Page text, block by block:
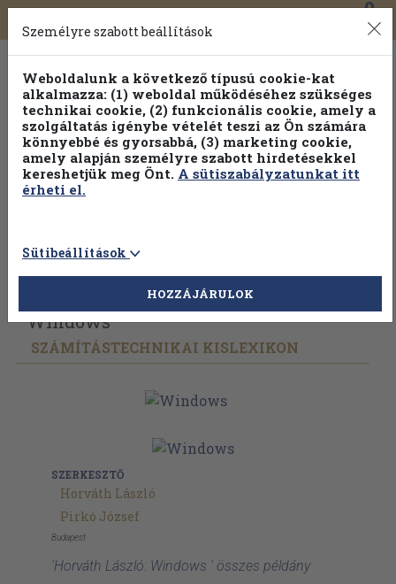
Toggle
navigation
0
Vissza az előző oldalra Válasszon példányt
Windows
SZÁMÍTÁSTECHNIKAI KISLEXIKON
SZERKESZTŐ
Horváth László
Pirkó József
Budapest
'Horváth László: Windows ' összes példány
Személyre szabott beállítások
Weboldalunk a következő típusú cookie-kat
alkalmazza: (1) weboldal működéséhez szükséges
technikai cookie, (2) funkcionális cookie, amely a
szolgáltatás igénybe vételét teszi az Ön számára
könnyebbé és gyorsabbá, (3) marketing cookie,
amely alapján személyre szabott hirdetésekkel
kereshetjük meg Önt. A sütiszabályzatunkat itt
érheti el.
Sütibeállítások
HOZZÁJÁRULOK